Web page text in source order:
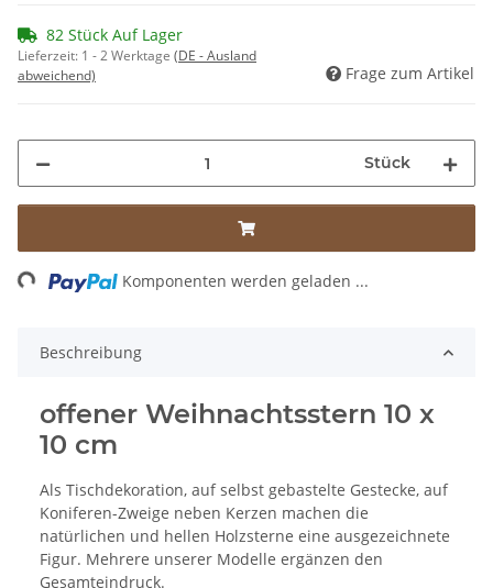
82 Stück Auf Lager
Lieferzeit: 1 - 2 Werktage (DE - Ausland
abweichend)
Frage zum Artikel
Stück
Komponenten werden geladen ...
Beschreibung
offener Weihnachtsstern 10 x
10 cm
Als Tischdekoration, auf selbst gebastelte Gestecke, auf
Koniferen-Zweige neben Kerzen machen die
natürlichen und hellen Holzsterne eine ausgezeichnete
Figur. Mehrere unserer Modelle ergänzen den
Gesamteindruck.